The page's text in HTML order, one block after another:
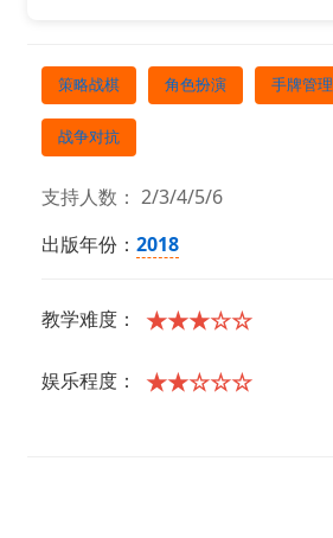
策略战棋 角色扮演 手牌管理
战争对抗
支持人数： 2/3/4/5/6
出版年份： 2018
教学难度： ★★★☆☆
娱乐程度： ★★☆☆☆